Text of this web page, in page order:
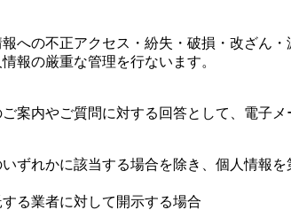
への不正アクセス・紛失・破損・改ざん
報の厳重な管理を行ないます。
案内やご質問に対する回答として、電子メ
ずれかに該当する場合を除き、個人情報を
る業者に対して開示する場合